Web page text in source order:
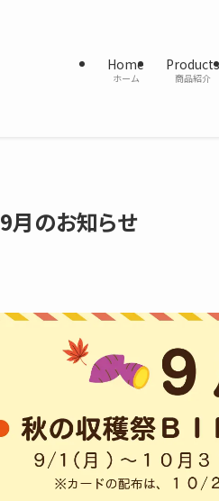
Home
ホーム
Products
商品紹介
9月のお知らせ